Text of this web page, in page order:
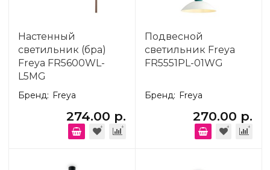
Настенный
светильник (бра)
Freya FR5600WL-
L5MG
Бренд: Freya
274.00 р.
Подвесной
светильник Freya
FR5551PL-01WG
Бренд: Freya
270.00 р.